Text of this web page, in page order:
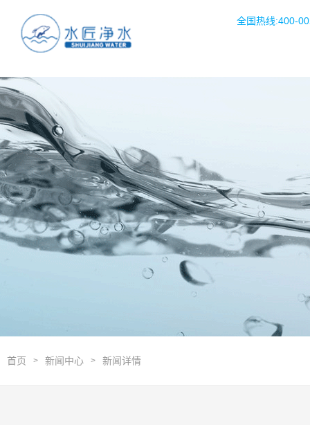
全国热线:400-
首页 > 新闻中心 > 新闻详情